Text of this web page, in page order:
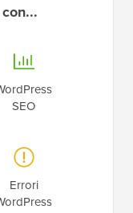
SEO
Errori